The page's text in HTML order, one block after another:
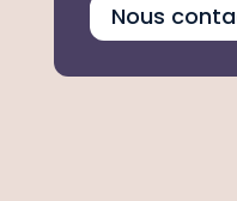
Nous